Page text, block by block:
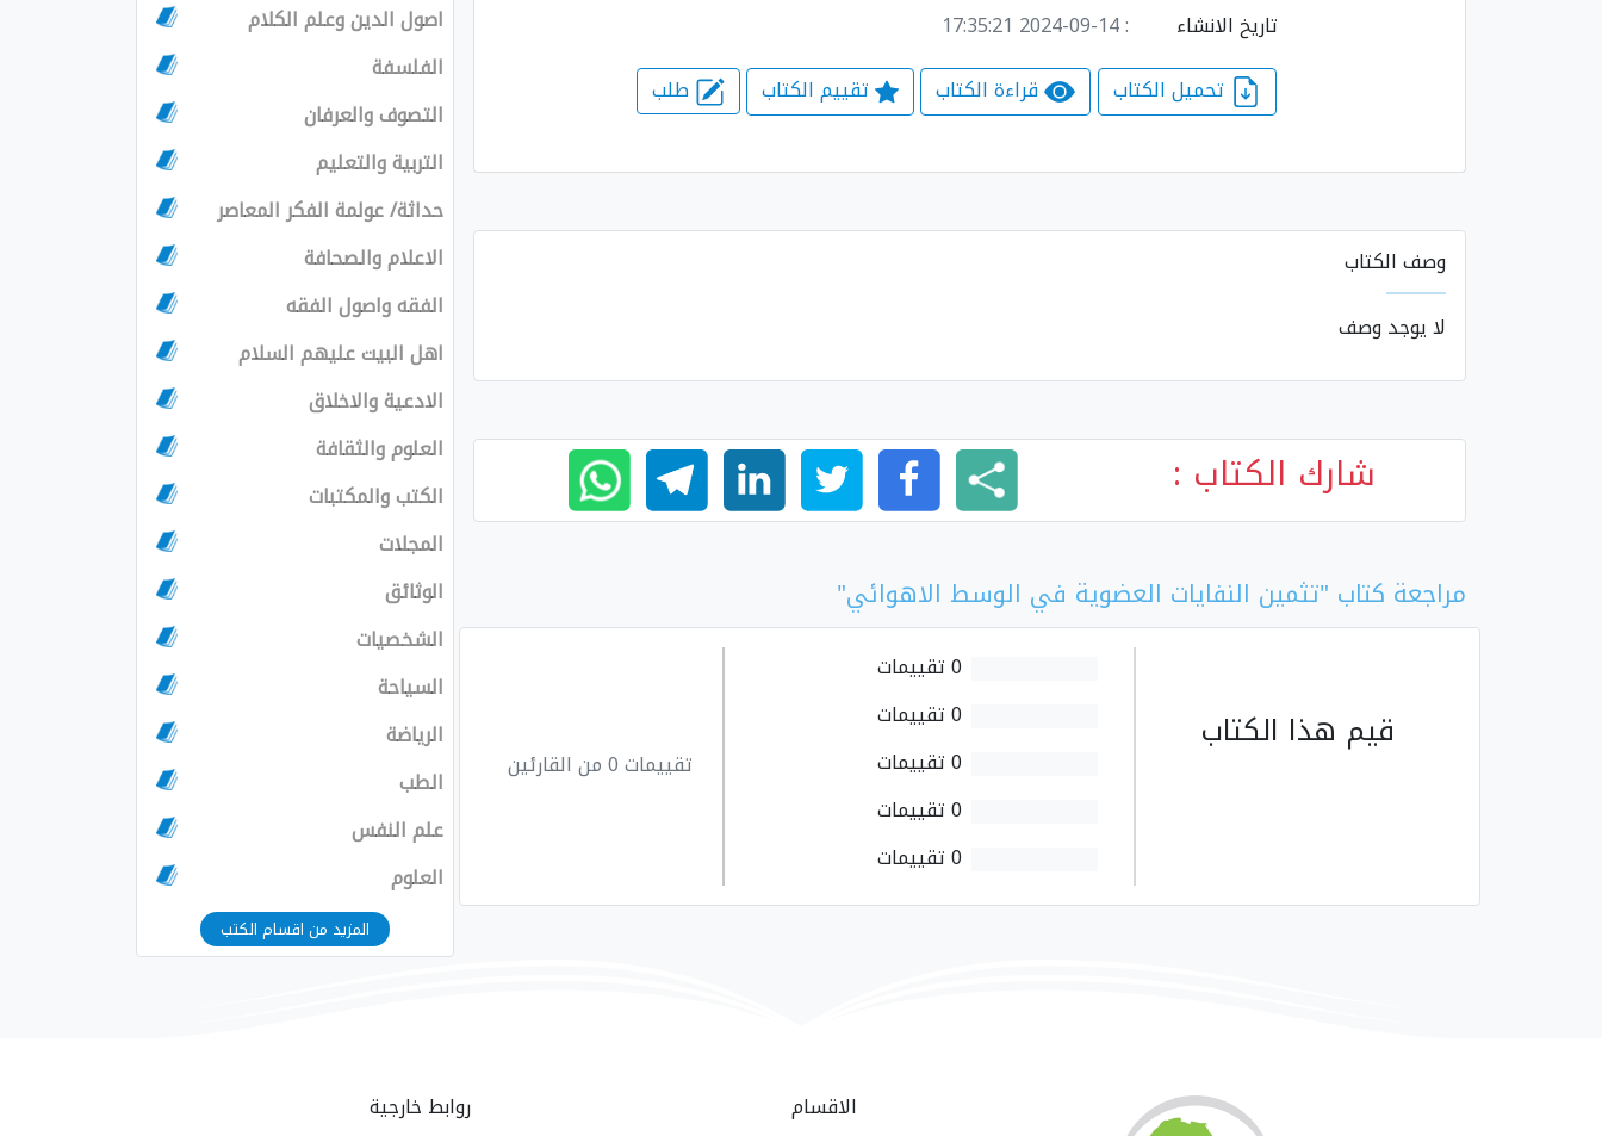
تاريخ الانشاء
: 2024-09-14 17:35:21
قراءة الكتاب تقييم الكتاب طلب
وصف الكتاب
لا يوجد وصف
شارك الكتاب :
مراجعة كتاب "تثمين النفايات العضوية في الوسط الاهوائي"
قيم هذا الكتاب
0 تقييمات
0 تقييمات
0 تقييمات
0 تقييمات
0 تقييمات
تقييمات 0 من القارئين
اصول الدين وعلم الكلام
الفلسفة
التصوف والعرفان
التربية والتعليم
حداثة/ عولمة الفكر المعاصر
الاعلام والصحافة
الفقه واصول الفقه
اهل البيت عليهم السلام
الادعية والاخلاق
العلوم والثقافة
الكتب والمكتبات
المجلات
الوثائق
الشخصيات
السياحة
الرياضة
الطب
علم النفس
العلوم
المزيد من اقسام الكتب
الاقسام روابط خارجية